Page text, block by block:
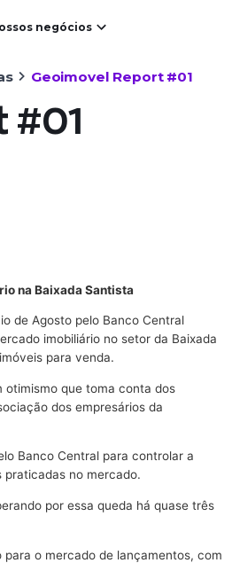
negócios
Geoimovel Report #01
#01
na Baixada Santista
de Agosto pelo Banco Central
imobiliário no setor da Baixada
para venda.
otimismo que toma conta dos
dos empresários da
Banco Central para controlar a
praticadas no mercado.
por essa queda há quase três
o mercado de lançamentos, com